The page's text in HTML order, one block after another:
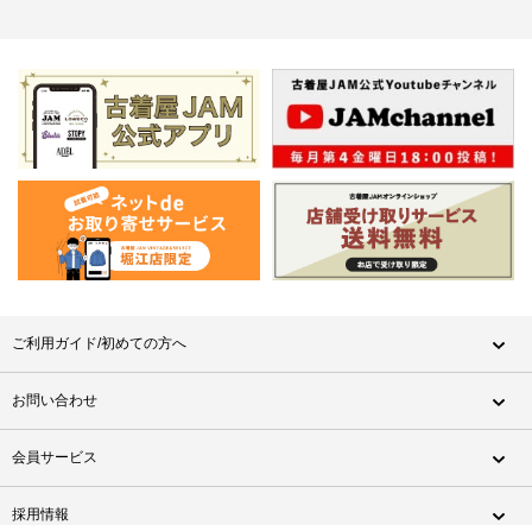
ご利用ガイド/初めての方へ
お問い合わせ
会員サービス
採用情報